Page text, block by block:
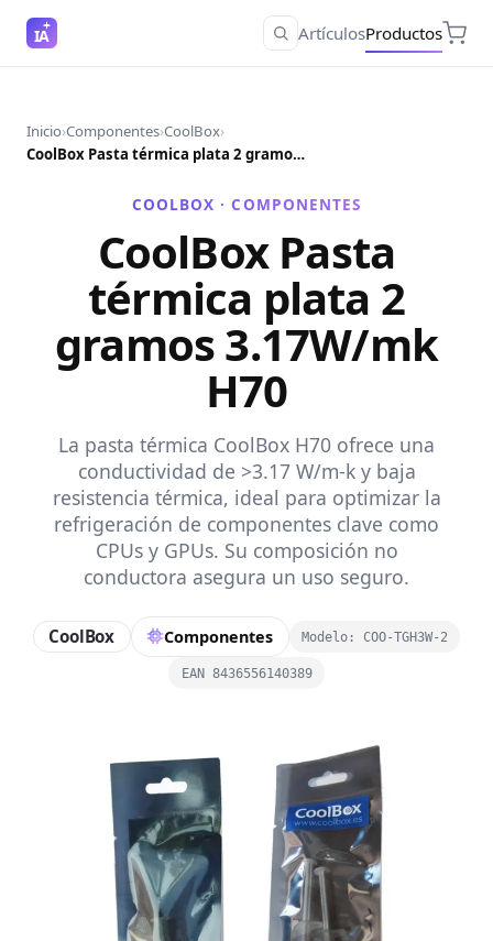
IA ArtículosProductos
Inicio›Componentes›CoolBox›
CoolBox Pasta térmica plata 2 gramos 3.17W/mk H70
COOLBOX ·COMPONENTES
CoolBox Pasta
térmica plata 2
gramos 3.17W/mk
H70
La pasta térmica CoolBox H70 ofrece una
conductividad de >3.17 W/m-k y baja
resistencia térmica, ideal para optimizar la
refrigeración de componentes clave como
CPUs y GPUs. Su composición no
conductora asegura un uso seguro.
CoolBox Componentes Modelo: COO-TGH3W-2
EAN 8436556140389